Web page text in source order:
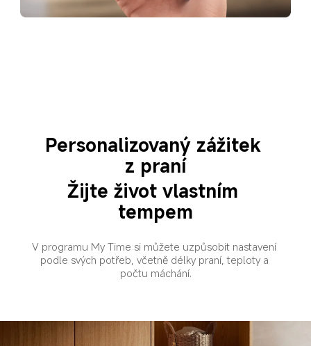
Personalizovaný zážitek
z praní
Žijte život vlastním
tempem
V programu My Time si můžete uzpůsobit nastavení
podle svých potřeb, včetně délky praní, teploty a
počtu máchání.